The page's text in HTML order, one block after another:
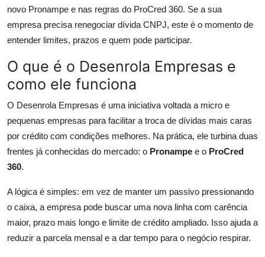
novo Pronampe e nas regras do ProCred 360. Se a sua
empresa precisa renegociar dívida CNPJ, este é o momento de
entender limites, prazos e quem pode participar.
O que é o Desenrola Empresas e
como ele funciona
O Desenrola Empresas é uma iniciativa voltada a micro e
pequenas empresas para facilitar a troca de dívidas mais caras
por crédito com condições melhores. Na prática, ele turbina duas
frentes já conhecidas do mercado: o Pronampe e o ProCred
360.
A lógica é simples: em vez de manter um passivo pressionando
o caixa, a empresa pode buscar uma nova linha com carência
maior, prazo mais longo e limite de crédito ampliado. Isso ajuda a
reduzir a parcela mensal e a dar tempo para o negócio respirar.